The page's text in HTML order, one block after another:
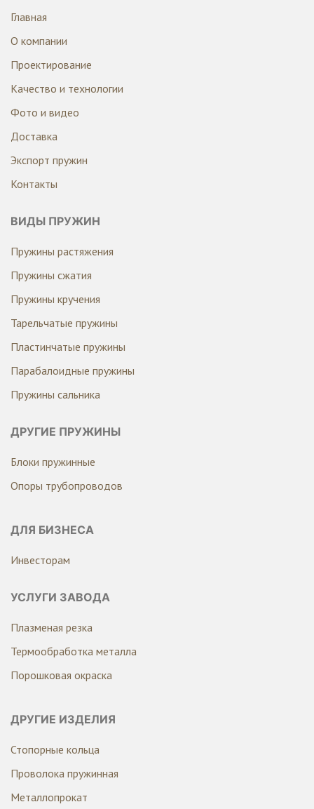
Главная
О компании
Проектирование
Качество и технологии
Фото и видео
Доставка
Экспорт пружин
Контакты
ВИДЫ ПРУЖИН
Пружины растяжения
Пружины сжатия
Пружины кручения
Тарельчатые пружины
Пластинчатые пружины
Парабалоидные пружины
Пружины сальника
ДРУГИЕ ПРУЖИНЫ
Блоки пружинные
Опоры трубопроводов
ДЛЯ БИЗНЕСА
Инвесторам
УСЛУГИ ЗАВОДА
Плазменая резка
Термообработка металла
Порошковая окраска
ДРУГИЕ ИЗДЕЛИЯ
Стопорные кольца
Проволока пружинная
Металлопрокат